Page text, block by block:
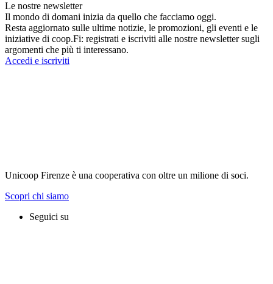
Le nostre newsletter
Il mondo di domani inizia da quello che facciamo oggi.
Resta aggiornato sulle ultime notizie, le promozioni, gli eventi e le
iniziative di coop.Fi: registrati e iscriviti alle nostre newsletter sugli
argomenti che più ti interessano.
Accedi e iscriviti
Unicoop Firenze è una cooperativa con oltre un milione di soci.
Scopri chi siamo
Seguici su